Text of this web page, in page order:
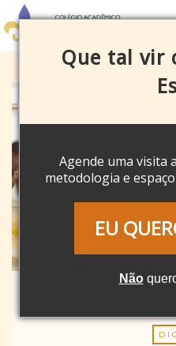
Que tal vir
Agende uma visita
metodologia e
EU
Não